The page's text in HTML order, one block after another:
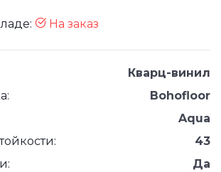
На заказ
Кварц-винил
Bohofloor
Aqua
43
Да